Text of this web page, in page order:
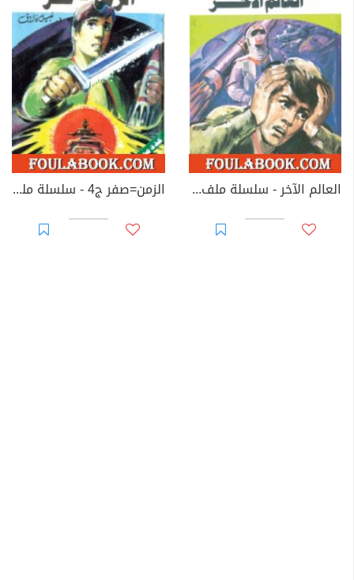
العالم الآخر - سلسلة ملف المستقبل الزمن=صفر ج4 - سلسلة ملف المستقبل